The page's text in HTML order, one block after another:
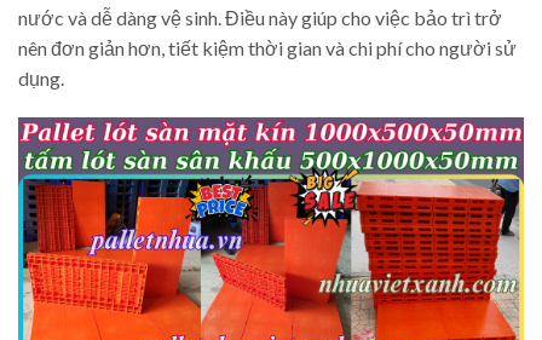
nước và dễ dàng vệ sinh. Điều này giúp cho việc bảo trì trở
nên đơn giản hơn, tiết kiệm thời gian và chi phí cho người sử
dụng.